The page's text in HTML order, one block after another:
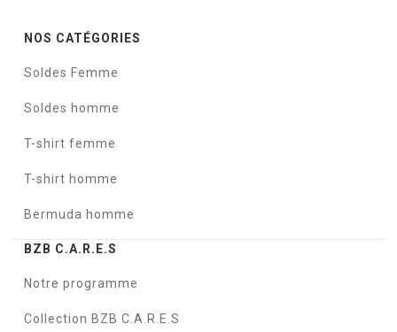
NOS CATÉGORIES
Soldes Femme
Soldes homme
T-shirt femme
T-shirt homme
Bermuda homme
BZB C.A.R.E.S
Notre programme
Collection BZB C.A.R.E.S